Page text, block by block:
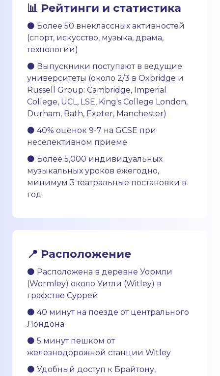
📊 Рейтинги и статистика
⚫ Более 50 внеклассных активностей
(спорт, искусство, музыка, драма,
технологии)
⚫ Выпускники поступают в ведущие
университеты (около 2/3 в Oxbridge и
Russell Group: Cambridge, Imperial
College, UCL, LSE, King's College London,
Durham, Bath, Exeter, Manchester)
⚫ 40% оценок 9-7 на GCSE при
неселективном приеме
⚫ Более 5,000 индивидуальных
музыкальных уроков ежегодно,
минимум 3 театральные постановки в
год
📍 Расположение
⚫ Расположена в деревне Уормли
(Wormley) около Уитли (Witley) в
графстве Суррей
⚫ 40 минут на поезде от центрального
Лондона
⚫ 5 минут пешком от
железнодорожной станции Witley
⚫ Удобный доступ к Брайтону,